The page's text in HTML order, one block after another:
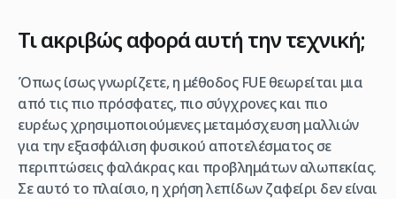
Τι ακριβώς αφορά αυτή την τεχνική;
Όπως ίσως γνωρίζετε, η μέθοδος FUE θεωρείται μια
από τις πιο πρόσφατες, πιο σύγχρονες και πιο
ευρέως χρησιμοποιούμενες μεταμόσχευση μαλλιών
για την εξασφάλιση φυσικού αποτελέσματος σε
περιπτώσεις φαλάκρας και προβλημάτων αλωπεκίας.
Σε αυτό το πλαίσιο, η χρήση λεπίδων ζαφείρι δεν είναι